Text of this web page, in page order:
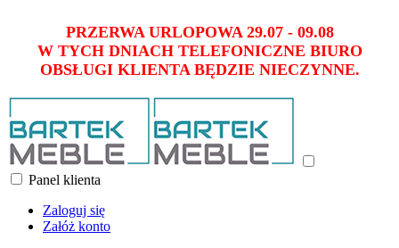
PRZERWA URLOPOWA 29.07 - 09.08
W TYCH DNIACH TELEFONICZNE BIURO
OBSŁUGI KLIENTA BĘDZIE NIECZYNNE.
Panel klienta
Zaloguj się
Załóż konto